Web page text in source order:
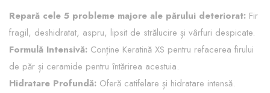
Repară cele 5 probleme majore ale părului deteriorat: Fir
fragil, deshidratat, aspru, lipsit de strălucire și vârfuri despicate.
Formulă Intensivă: Conține Keratină XS pentru refacerea firului
de păr și ceramide pentru întărirea acestuia.
Hidratare Profundă: Oferă catifelare și hidratare intensă.